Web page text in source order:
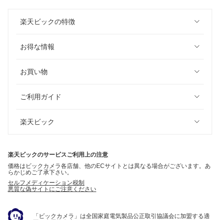
楽天ビックの特徴
お得な情報
お買い物
ご利用ガイド
楽天ビック
楽天ビックのサービスご利用上の注意
価格はビックカメラ各店舗、他のECサイトとは異なる場合がございます。あ
らかじめご了承下さい。
セルフメディケーション税制
悪質な偽サイトにご注意ください
「ビックカメラ」は全国家庭電気製品公正取引協議会に加盟する適